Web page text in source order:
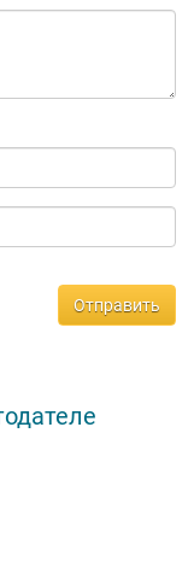
Отправить